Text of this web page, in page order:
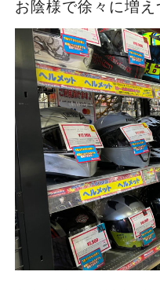
お陰様で徐々に増